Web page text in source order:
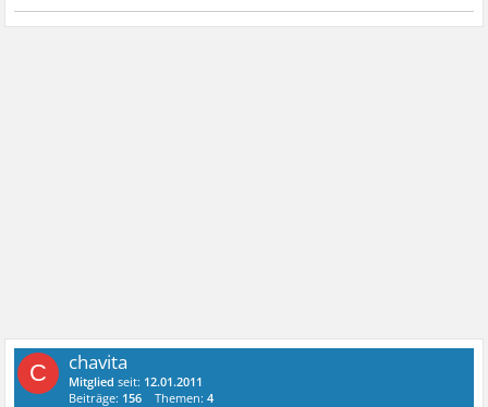
C chavita
Mitglied seit: 12.01.2011
Beiträge: 156 Themen:4